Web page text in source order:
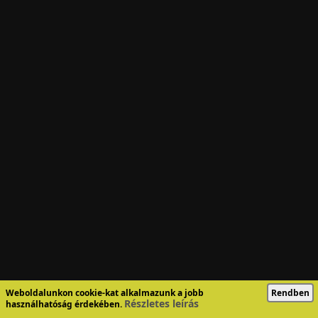
Weboldalunkon cookie-kat alkalmazunk a jobb
használhatóság érdekében. Részletes leírás
Rendben